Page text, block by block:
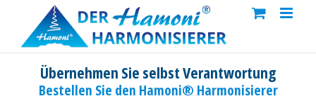
content
Übernehmen Sie selbst Verantwortung
Bestellen Sie den Hamoni® Harmonisierer